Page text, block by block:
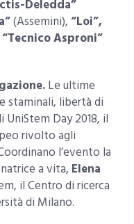
Deledda”
(Assemini),“Loi”,
“Tecnico Asproni”
Le ultime
staminali, libertà di
Day 2018, il
rivolto agli
l’evento la
a vita, Elena
il Centro di ricerca
di Milano.